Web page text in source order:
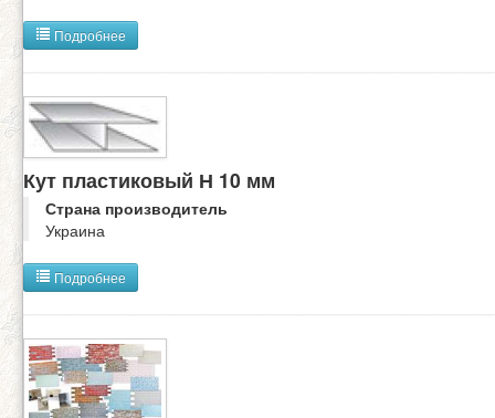
Подробнее
Кут пластиковый Н 10 мм
Страна производитель
Украина
Подробнее